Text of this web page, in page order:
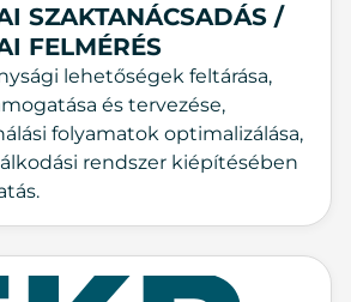
SZAKTANÁCSADÁS /
FELMÉRÉS
lehetőségek feltárása,
és tervezése,
folyamatok optimalizálása,
rendszer kiépítésében